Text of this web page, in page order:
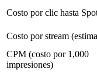
Costo por clic hasta
Costo por stream
CPM (costo por 1,000
impresiones)